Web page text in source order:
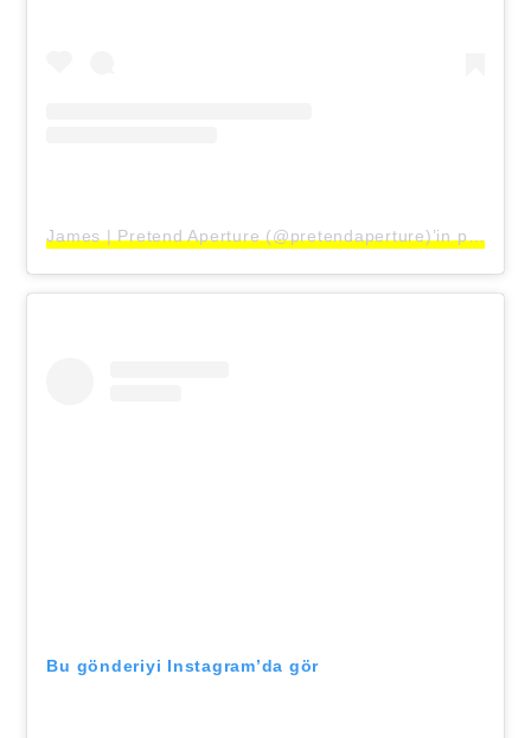
James | Pretend Aperture (@pretendaperture)’in paylaştığı bir gönderi
Bu gönderiyi Instagram’da gör